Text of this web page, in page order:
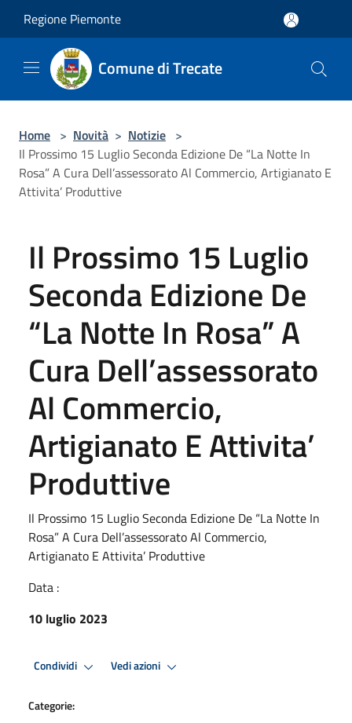
Regione Piemonte
Comune di Trecate
Home > Novità > Notizie >
Il Prossimo 15 Luglio Seconda Edizione De “La Notte In
Rosa” A Cura Dell’assessorato Al Commercio, Artigianato E
Attivita’ Produttive
Il Prossimo 15 Luglio
Seconda Edizione De
“La Notte In Rosa” A
Cura Dell’assessorato
Al Commercio,
Artigianato E Attivita’
Produttive
Il Prossimo 15 Luglio Seconda Edizione De “La Notte In
Rosa” A Cura Dell’assessorato Al Commercio,
Artigianato E Attivita’ Produttive
Data :
10 luglio 2023
Condividi Vedi azioni
Categorie: